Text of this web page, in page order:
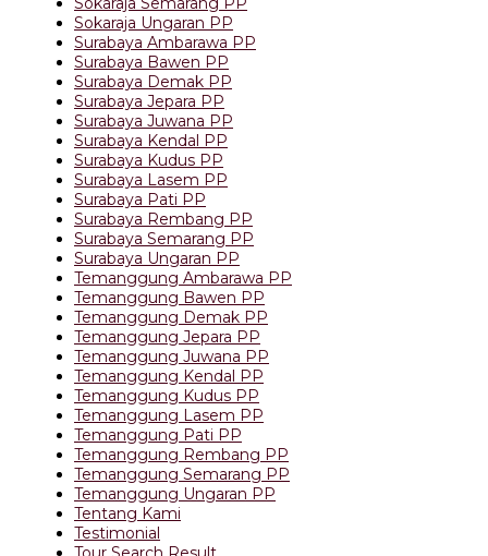
Sokaraja Ungaran PP
Surabaya Ambarawa PP
Surabaya Bawen PP
Surabaya Demak PP
Surabaya Jepara PP
Surabaya Juwana PP
Surabaya Kendal PP
Surabaya Kudus PP
Surabaya Lasem PP
Surabaya Pati PP
Surabaya Rembang PP
Surabaya Semarang PP
Surabaya Ungaran PP
Temanggung Ambarawa PP
Temanggung Bawen PP
Temanggung Demak PP
Temanggung Jepara PP
Temanggung Juwana PP
Temanggung Kendal PP
Temanggung Kudus PP
Temanggung Lasem PP
Temanggung Pati PP
Temanggung Rembang PP
Temanggung Semarang PP
Temanggung Ungaran PP
Tentang Kami
Testimonial